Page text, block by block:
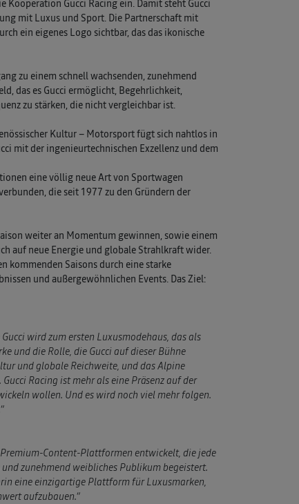
Gucci Racing ein. Damit steht Gucci
mit Luxus und Sport. Die Partnerschaft mit
ein eigenes Logo sichtbar, das das ikonische
zu einem schnell wachsenden, zunehmend
das es Gucci ermöglicht, Begehrlichkeit,
zu stärken, die nicht vergleichbar ist.
Kultur – Motorsport fügt sich nahtlos in
mit der ingenieurtechnischen Exzellenz und dem
eine völlig neue Art von Sportwagen
die seit 1977 zu den Gründern der
weiter an Momentum gewinnen, sowie einem
auf neue Energie und globale Strahlkraft wider.
kommenden Saisons durch eine starke
und außergewöhnlichen Events. Das Ziel:
wird zum ersten Luxusmodehaus, das als
und die Rolle, die Gucci auf dieser Bühne
und globale Reichweite, und das Alpine
Racing ist mehr als eine Präsenz auf der
wollen. Und es wird noch viel mehr folgen.
Content-Plattformen entwickelt, die jede
zunehmend weibliches Publikum begeistert.
eine einzigartige Plattform für Luxusmarken,
aufzubauen.“